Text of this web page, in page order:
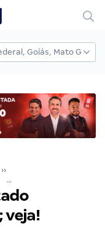
››
veja!